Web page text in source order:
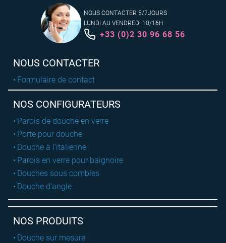
NOUS CONTACTER 5/7JOURS
LUNDI AU VENDREDI 10/16H
+33 (0)2 30 96 68 56
NOUS CONTACTER
Formulaire de contact
NOS CONFIGURATEURS
Parois de douche en verre
Porte pour douche
Douche à l'italienne
Parois en verre pour baignoire
Douches sous combles
Douche d'angle
NOS PRODUITS
Douche sur mesure